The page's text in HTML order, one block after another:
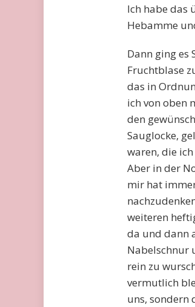
Ich habe das
Hebamme
Dann ging es
Fruchtblase
das in
ich von oben
den
Sauglocke,
waren, die
Aber in der
mir hat
weiteren
da und dann
Nabelschnur
rein zu
vermutlich
uns, sondern